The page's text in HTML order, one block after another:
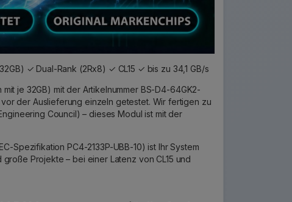
✓ Dual-Rank (2Rx8) ✓ CL15 ✓ bis zu 34,1 GB/s
je 32GB) mit der Artikelnummer BS-D4-64GK2-
der Auslieferung einzeln getestet. Wir fertigen zu
Council) – dieses Modul ist mit der
Spezifikation PC4-2133P-UBB-10) ist Ihr System
Projekte – bei einer Latenz von CL15 und